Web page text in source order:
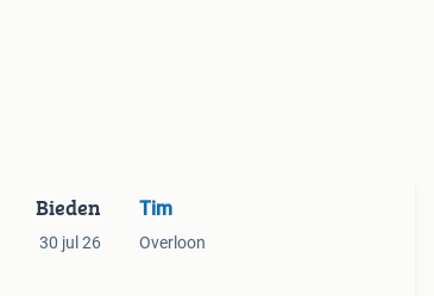
Bieden
30 jul 26
Tim
Overloon